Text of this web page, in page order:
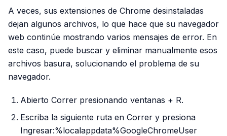
A veces, sus extensiones de Chrome desinstaladas
dejan algunos archivos, lo que hace que su navegador
web continúe mostrando varios mensajes de error. En
este caso, puede buscar y eliminar manualmente esos
archivos basura, solucionando el problema de su
navegador.
Abierto Correr presionando ventanas + R.
Escriba la siguiente ruta en Correr y presiona
Ingresar:%localappdata%GoogleChromeUser